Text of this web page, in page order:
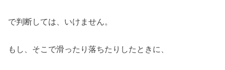
で判断しては、いけません。
もし、そこで滑ったり落ちたりしたときに、